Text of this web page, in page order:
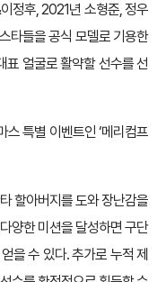
정후, 2021년 소형준, 정우
타들을 공식 모델로 기용한
표 얼굴로 활약할 선수를 선
특별 이벤트인 ‘메리컴프
할아버지를 도와 장난감을
양한 미션을 달성하면 구단
을 수 있다. 추가로 누적 제